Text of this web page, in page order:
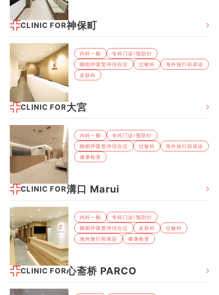
CLINIC FOR神保町
内科⼀般
专科⻔诊/预防针
睡眠呼吸暂停综合症
过敏科
海外旅⾏前就诊
⽪肤科
CLINIC FOR大宮
内科⼀般
专科⻔诊/预防针
睡眠呼吸暂停综合症
过敏科
海外旅⾏前就诊
健康检查
CLINIC FOR溝口 Marui
内科⼀般
专科⻔诊/预防针
睡眠呼吸暂停综合症
⽪肤科
过敏科
海外旅⾏前就诊
健康检查
CLINIC FOR心斋桥 PARCO